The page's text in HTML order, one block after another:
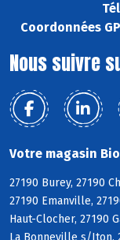
Coordonnées
Nous suivre
Votre magasin
27190 Burey, 27190
27190 Emanville,
Haut-Clocher, 27190
La Bonneville s/Iton,